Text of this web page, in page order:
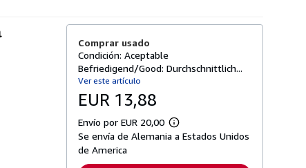
Comprar usado
Condición: Aceptable
Befriedigend/Good: Durchschnittlich...
Ver este artículo
EUR 13,88
Envío por EUR 20,00
M
á
Se envía de Alemania a Estados Unidos
de America